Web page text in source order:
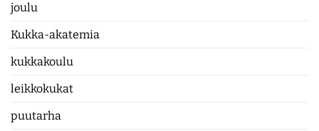
joulu
Kukka-akatemia
kukkakoulu
leikkokukat
puutarha